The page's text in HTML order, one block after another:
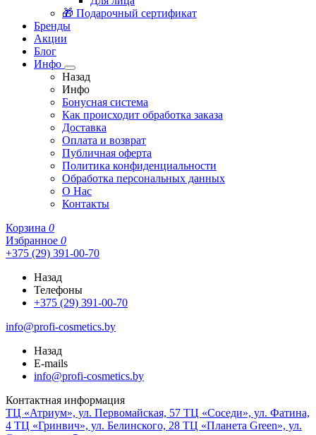
🎁 Подарочный сертификат
Бренды
Акции
Блог
Инфо
Назад
Инфо
Бонусная система
Как происходит обработка заказа
Доставка
Оплата и возврат
Публичная оферта
Политика конфиденциальности
Обработка персональных данных
О Нас
Контакты
Корзина 0
Избранное 0
+375 (29) 391-00-70
Назад
Телефоны
+375 (29) 391-00-70
info@profi-cosmetics.by
Назад
E-mails
info@profi-cosmetics.by
Контактная информация
ТЦ «Атриум», ул. Первомайская, 57 ТЦ «Соседи», ул. Фатина,
4 ТЦ «Гринвич», ул. Белинского, 28 ТЦ «Планета Green», ул.